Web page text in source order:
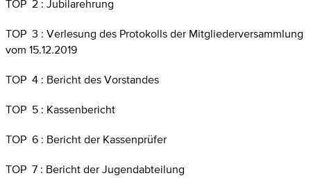
TOP 2 : Jubilarehrung
TOP 3 : Verlesung des Protokolls der Mitgliederversammlung
vom 15.12.2019
TOP 4 : Bericht des Vorstandes
TOP 5 : Kassenbericht
TOP 6 : Bericht der Kassenprüfer
TOP 7 : Bericht der Jugendabteilung